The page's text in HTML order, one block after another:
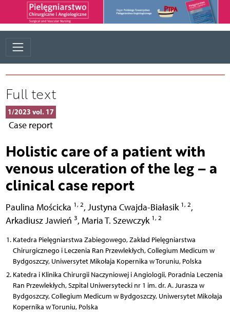
Full text
1/2023 vol. 17
Case report
Holistic care of a patient with
venous ulceration of the leg – a
clinical case report
Paulina Mościcka 1, 2, Justyna Cwajda-Białasik 1, 2,
Arkadiusz Jawień 3, Maria T. Szewczyk 1, 2
Katedra Pielęgniarstwa Zabiegowego, Zakład Pielęgniarstwa
Chirurgicznego i Leczenia Ran Przewlekłych, Collegium Medicum w
Bydgoszczy, Uniwersytet Mikołaja Kopernika w Toruniu, Polska
Katedra i Klinika Chirurgii Naczyniowej i Angiologii, Poradnia Leczenia
Ran Przewlekłych, Szpital Uniwersytecki nr 1 im. dr. A. Jurasza w
Bydgoszczy, Collegium Medicum w Bydgoszczy, Uniwersytet Mikołaja
Kopernika w Toruniu, Polska